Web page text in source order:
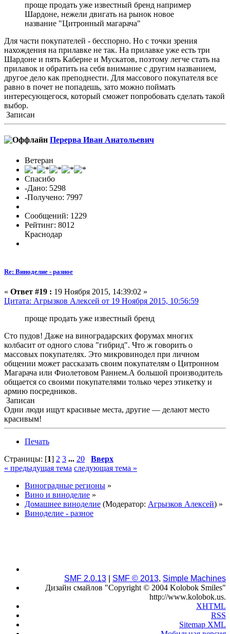
проще продать уже известный бренд например
Шардоне, нежели двигать на рынок новое
название "Цитронный магарача"
Для части покупателей - бесспорно. Но с точки зрения
нахождения на прилавке не так. На прилавке уже есть три
Шардоне и пять Каберне и Мускатов, поэтому легче стать на
прилавок и обратить на себя внимание с другим названием,
другое дело как преподнести. Для массового покупателя все
равно в почет не попадешь, зато можно поймать
интересующегося, который сможет попробовать сделать такой
выбор.
Записан
Перерва Иван Анатольевич
Ветеран
Спасибо
-Дано: 5298
-Получено: 7997
Сообщений: 1229
Рейтинг: 8012
Краснодар
Re: Виноделие - разное
« Ответ #19 : 19 Ноября 2015, 14:39:02 »
Цитата: Агрызков Алексей от 19 Ноября 2015, 10:56:59
проще продать уже известный бренд
Сто пудов! Даже на виноградарских форумах многих
колбасит от одного слова "гибрид". Что ж говорить о
массовых покупателях. Это микровинодел при личном
общении может рассказать своим покупателям о Цитронном
Магарача или Фиолетовом Раннем.А большой производитель
общается со своими покупателями только через этикетку и
армию посредников.
Записан
Одни люди ищут красивые места, другие — делают место
красивым!
Печать
Страницы: [1] 2 3 ... 20
Вверх
« предыдущая тема следующая тема »
Виноградные регионы »
Вино и виноделие »
Домашнее виноделие (Модератор: Агрызков Алексей) »
Виноделие - разное
SMF 2.0.13 SMF © 2013, Simple Machines
Дизайн смайлов "Copyright © 2004 Kolobok Smiles"
http://www.kolobok.us.
XHTML
RSS
Sitemap XML